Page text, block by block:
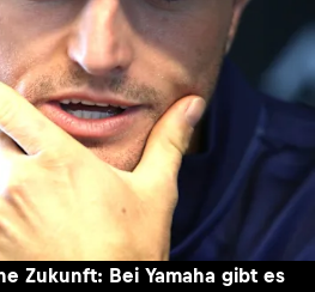
Zukunft: Bei Yamaha gibt es